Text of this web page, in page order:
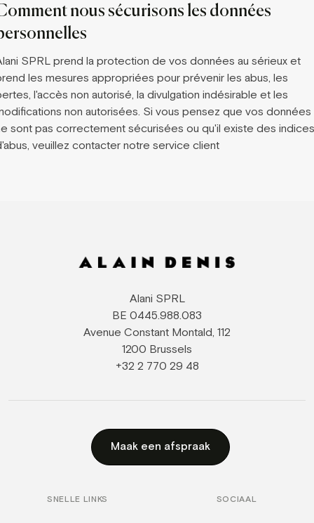
nous sécurisons les données
SPRL prend la protection de vos données au sérieux et
les mesures appropriées pour prévenir les abus, les
l'accès non autorisé, la divulgation indésirable et les
non autorisées. Si vous pensez que vos données
sont pas correctement sécurisées ou qu'il existe des indices
veuillez contacter notre service client
Alani SPRL
BE 0445.988.083
Avenue Constant Montald, 112
1200 Brussels
+32 2 770 29 48
SNELLE LINKS SOCIAAL
Maak een afspraak